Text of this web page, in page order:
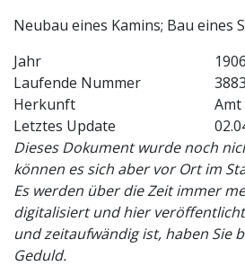
Neubau eines Kamins; Bau eines
Jahr
Laufende Nummer
3883
Herkunft
Amt
Letztes Update
Dieses Dokument wurde noch
können es sich aber vor Ort im
Es werden über die Zeit immer
digitalisiert und hier
und zeitaufwändig ist, haben Sie
Geduld.